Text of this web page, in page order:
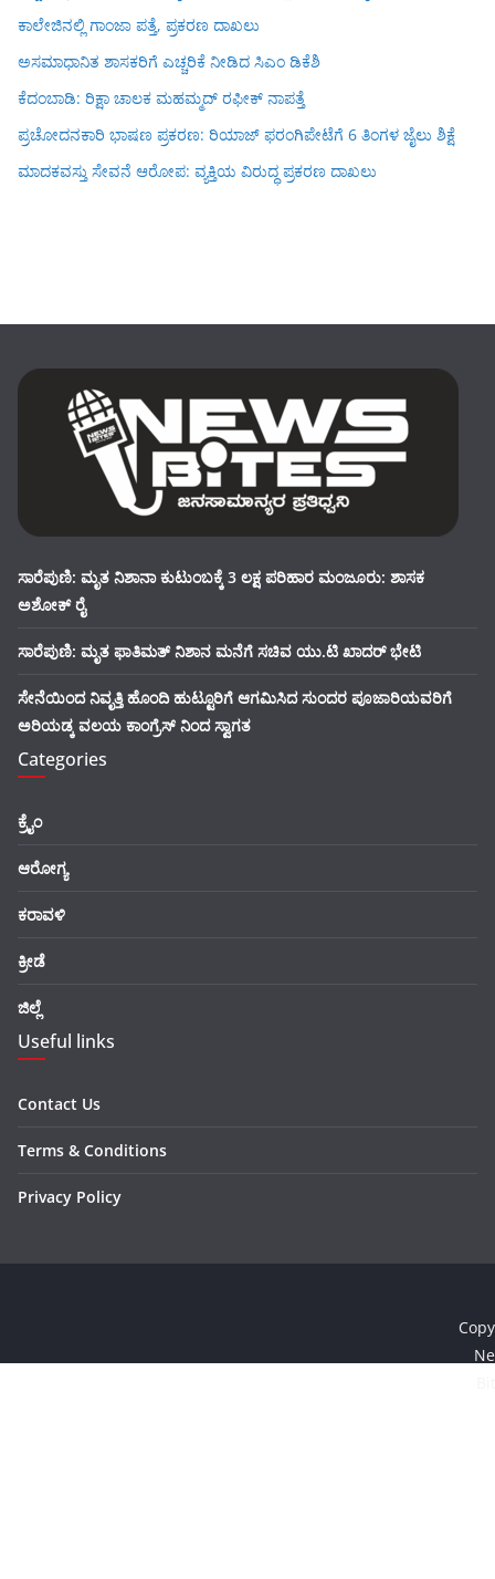
ಕಾಲೇಜಿನಲ್ಲಿ ಗಾಂಜಾ ಪತ್ತೆ, ಪ್ರಕರಣ ದಾಖಲು
ಅಸಮಾಧಾನಿತ ಶಾಸಕರಿಗೆ ಎಚ್ಚರಿಕೆ ನೀಡಿದ ಸಿಎಂ ಡಿಕೆಶಿ
ಕೆದಂಬಾಡಿ: ರಿಕ್ಷಾ ಚಾಲಕ ಮಹಮ್ಮದ್ ರಫೀಕ್ ನಾಪತ್ತೆ
ಪ್ರಚೋದನಕಾರಿ ಭಾಷಣ ಪ್ರಕರಣ: ರಿಯಾಜ್ ಫರಂಗಿಪೇಟೆಗೆ 6 ತಿಂಗಳ ಜೈಲು ಶಿಕ್ಷೆ
ಮಾದಕವಸ್ತು ಸೇವನೆ ಆರೋಪ: ವ್ಯಕ್ತಿಯ ವಿರುದ್ಧ ಪ್ರಕರಣ ದಾಖಲು
ಸಾರೆಪುಣಿ: ಮೃತ ನಿಶಾನಾ ಕುಟುಂಬಕ್ಕೆ 3 ಲಕ್ಷ ಪರಿಹಾರ ಮಂಜೂರು: ಶಾಸಕ
ಅಶೋಕ್ ರೈ
ಸಾರೆಪುಣಿ: ಮೃತ ಫಾತಿಮತ್ ನಿಶಾನ ಮನೆಗೆ ಸಚಿವ ಯು.ಟಿ ಖಾದರ್ ಭೇಟಿ
ಸೇನೆಯಿಂದ ನಿವೃತ್ತಿ ಹೊಂದಿ ಹುಟ್ಟೂರಿಗೆ ಆಗಮಿಸಿದ ಸುಂದರ ಪೂಜಾರಿಯವರಿಗೆ
ಅರಿಯಡ್ಕ ವಲಯ ಕಾಂಗ್ರೆಸ್ ನಿಂದ ಸ್ವಾಗತ
Categories
ಕ್ರೈಂ
ಆರೋಗ್ಯ
ಕರಾವಳಿ
ಕ್ರೀಡೆ
ಜಿಲ್ಲೆ
Useful links
Contact Us
Terms & Conditions
Privacy Policy